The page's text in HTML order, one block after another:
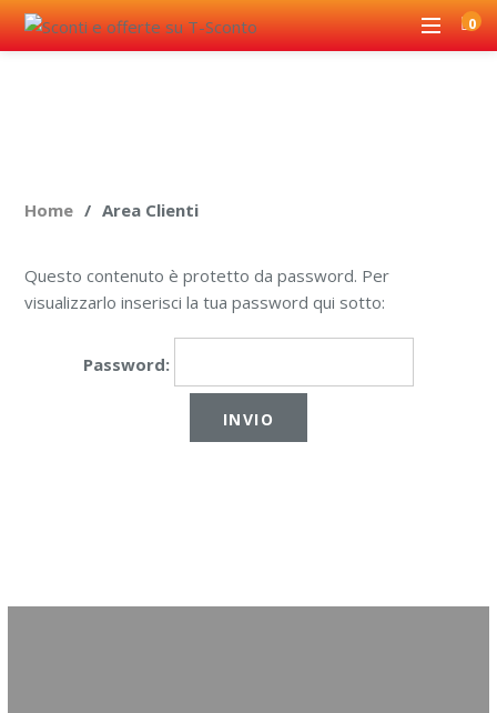
0
Home Area Clienti
Questo contenuto è protetto da password. Per
visualizzarlo inserisci la tua password qui sotto:
Password: